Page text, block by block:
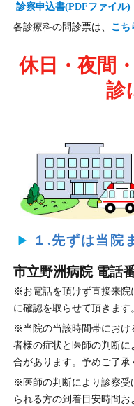
診察申込書(PDFファイル)
各診療科の問診票は、 こち
休日・夜間
診
１.先ずは当院
市立野洲病院 電話
※お電話を頂けず直接来院
に確認を取らせて頂きます
※当院の当該時間帯におけ
者様の症状と医師の判断
合があります。予めご了承
※医師の判断により診察受
られる方の到着目安時間